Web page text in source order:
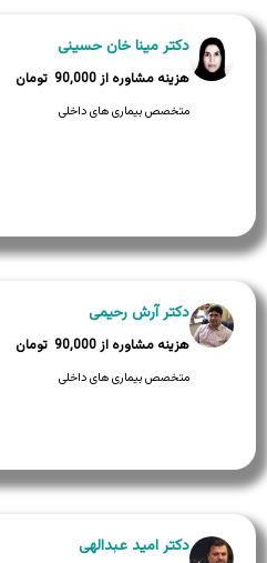
دکتر مینا خان حسینی
90,000
متخصص بیماری های داخلی
دکتر آرش رحیمی
90,000
متخصص بیماری های داخلی
دکتر امید عبدالهی